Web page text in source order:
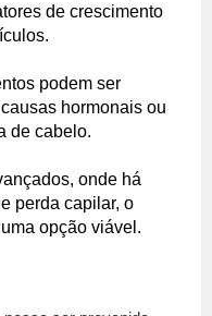
de crescimento
podem ser
hormonais ou
de cabelo.
onde há
perda capilar, o
opção viável.